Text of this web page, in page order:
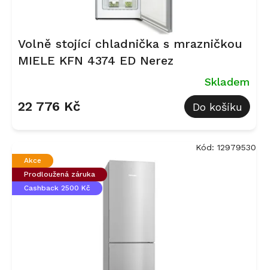
Volně stojící chladnička s mrazničkou
MIELE KFN 4374 ED Nerez
Skladem
22 776 Kč Do košíku
Akce
Prodloužená záruka
Cashback 2500 Kč
Kód: 12979530